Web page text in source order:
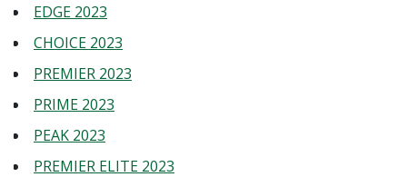
EDGE 2023
CHOICE 2023
PREMIER 2023
PRIME 2023
PEAK 2023
PREMIER ELITE 2023